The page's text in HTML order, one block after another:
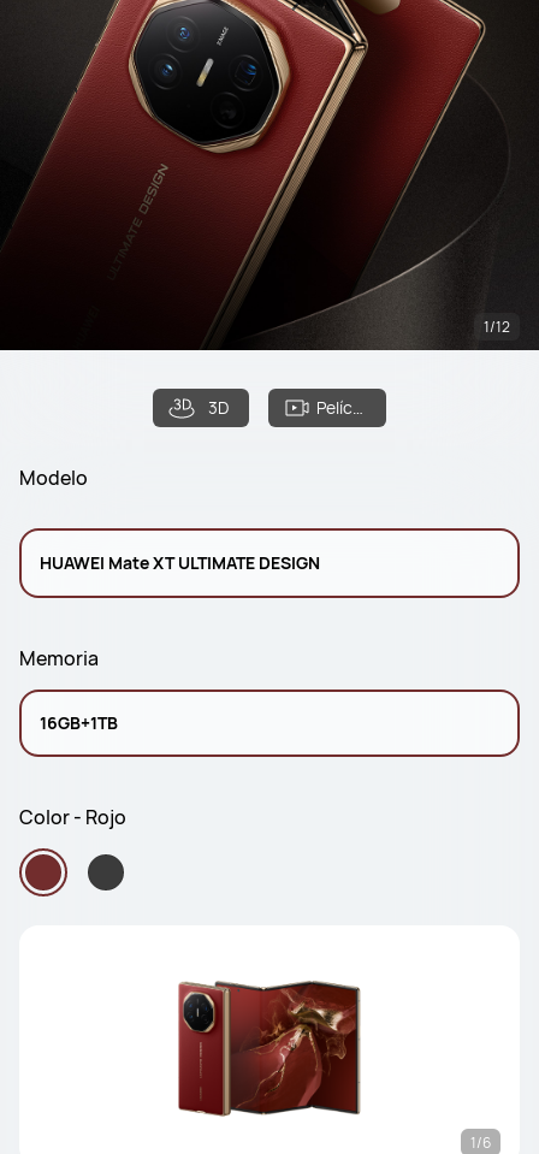
3D Película
1/12
Modelo
HUAWEI Mate XT ULTIMATE DESIGN
Memoria
16GB+1TB
Color - Rojo
1/6